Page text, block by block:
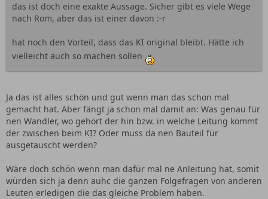
das ist doch eine exakte Aussage. Sicher gibt es viele Wege
nach Rom, aber das ist einer davon :-r
hat noch den Vorteil, dass das KI original bleibt. Hätte ich
vielleicht auch so machen sollen
Ja das ist alles schön und gut wenn man das schon mal
gemacht hat. Aber fängt ja schon mal damit an: Was genau für
nen Wandler, wo gehört der hin bzw. in welche Leitung kommt
der zwischen beim KI? Oder muss da nen Bauteil für
ausgetauscht werden?
Wäre doch schön wenn man dafür mal ne Anleitung hat, somit
würden sich ja denn auhc die ganzen Folgefragen von anderen
Leuten erledigen die das gleiche Problem haben.